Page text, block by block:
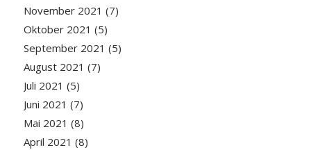
November 2021 (7)
Oktober 2021 (5)
September 2021 (5)
August 2021 (7)
Juli 2021 (5)
Juni 2021 (7)
Mai 2021 (8)
April 2021 (8)